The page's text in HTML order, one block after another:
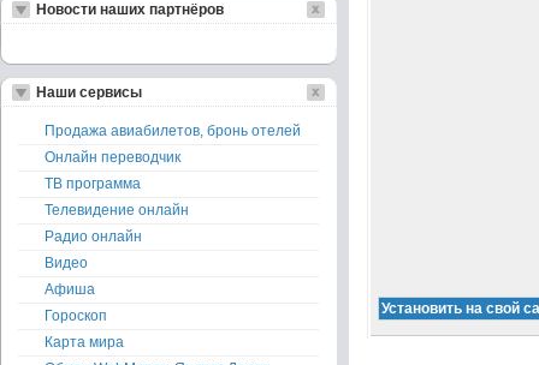
Новости наших партнёров
Наши сервисы
Продажа авиабилетов, бронь отелей
Онлайн переводчик
ТВ программа
Телевидение онлайн
Радио онлайн
Видео
Афиша
Гороскоп
Карта мира